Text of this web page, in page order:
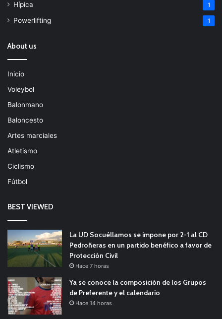
Hípica 1
Powerlifting 1
About us
Inicio
Voleybol
Balonmano
Baloncesto
Artes marciales
Atletismo
Ciclismo
Fútbol
BEST VIEWED
La UD Socuéllamos se impone por 2-1 al CD
Pedroñeras en un partido benéfico a favor de
Protección Civil
Hace 7 horas
Ya se conoce la composición de los Grupos
de Preferente y el calendario
Hace 14 horas